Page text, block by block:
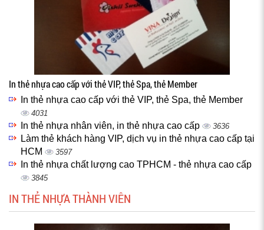
In thẻ nhựa cao cấp với thẻ VIP, thẻ Spa, thẻ Member
In thẻ nhựa cao cấp với thẻ VIP, thẻ Spa, thẻ Member
4031
In thẻ nhựa nhân viên, in thẻ nhựa cao cấp 3636
Làm thẻ khách hàng VIP, dịch vụ in thẻ nhựa cao cấp tại
HCM
3597
In thẻ nhựa chất lượng cao TPHCM - thẻ nhựa cao cấp
3845
IN THẺ NHỰA THÀNH VIÊN